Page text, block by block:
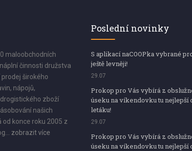
maloobchodních
činnosti družstva
širokého
nápojů,
zboží
našich
od konce roku 2005 z
zobrazit více
Poslední novinky
S aplikací naCOOPka vybrané
ještě levněji!
29.07
Prokop pro Vás vybírá z
úseku na víkendovku tu nejlepší
letáku!
29.07
Prokop pro Vás vybírá z
úseku na víkendovku tu nejlepší